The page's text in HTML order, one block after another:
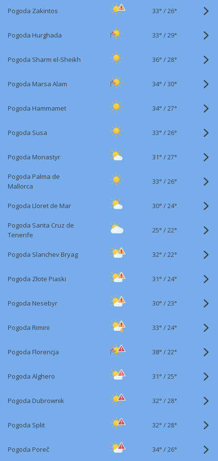
Pogoda Zakintos 33° /26°
Pogoda Hurghada 33° /29°
Pogoda Sharm el-Sheikh 36° /28°
Pogoda Marsa Alam 34° /30°
Pogoda Hammamet 34° /27°
Pogoda Susa 33° /26°
Pogoda Monastyr 31° /27°
Pogoda Palma de
Mallorca
33° /26°
Pogoda Lloret de Mar 30° /24°
Pogoda Santa Cruz de
Tenerife
25° /22°
Pogoda Slanchev Bryag 32° /22°
Pogoda Złote Piaski 31° /24°
Pogoda Nesebyr 30° /23°
Pogoda Rimini 33° /24°
Pogoda Florencja 38° /22°
Pogoda Alghero 31° /25°
Pogoda Dubrownik 32° /28°
Pogoda Split 32° /28°
Pogoda Poreč 34° /26°